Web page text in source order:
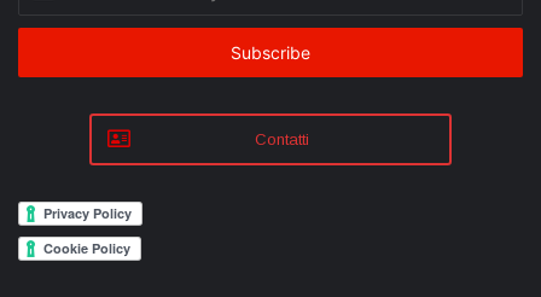
Email
Contatti